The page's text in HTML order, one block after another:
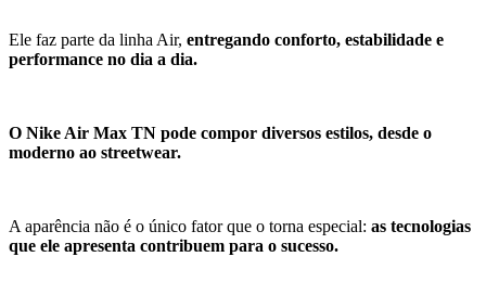
Ele faz parte da linha Air, entregando conforto, estabilidade e
performance no dia a dia.
O Nike Air Max TN pode compor diversos estilos, desde o
moderno ao streetwear.
A aparência não é o único fator que o torna especial: as tecnologias
que ele apresenta contribuem para o sucesso.